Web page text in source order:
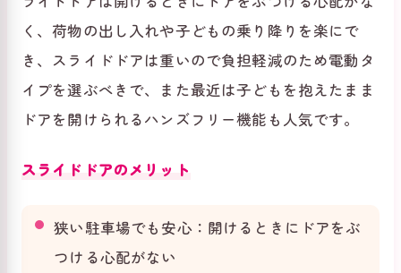
く、荷物の出し入れや子どもの乗り降りを楽にで
き、スライドドアは重いので負担軽減のため電動タ
イプを選ぶべきで、また最近は子どもを抱えたまま
ドアを開けられるハンズフリー機能も人気です。
スライドドアのメリット
狭い駐車場でも安心：開けるときにドアをぶ
つける心配がない